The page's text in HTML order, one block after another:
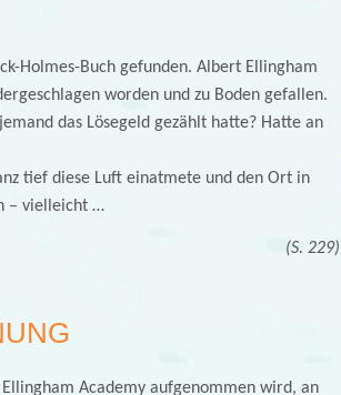
Holmes-Buch gefunden. Albert Ellingham
worden und zu Boden gefallen.
das Lösegeld gezählt hatte? Hatte an
tief diese Luft einatmete und den Ort in
– vielleicht …
(S. 229)
Academy aufgenommen wird, an